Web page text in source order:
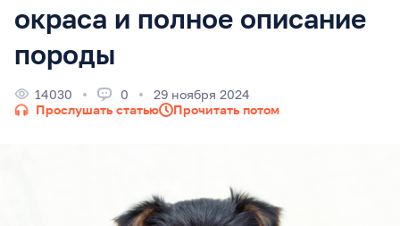
окраса и полное описание
породы
14030 0
29 ноября 2024
Прослушать статью
Прочитать потом